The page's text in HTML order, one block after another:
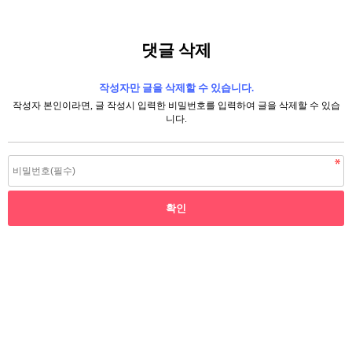
댓글 삭제
작성자만 글을 삭제할 수 있습니다.
작성자 본인이라면, 글 작성시 입력한 비밀번호를 입력하여 글을 삭제할 수 있습
니다.